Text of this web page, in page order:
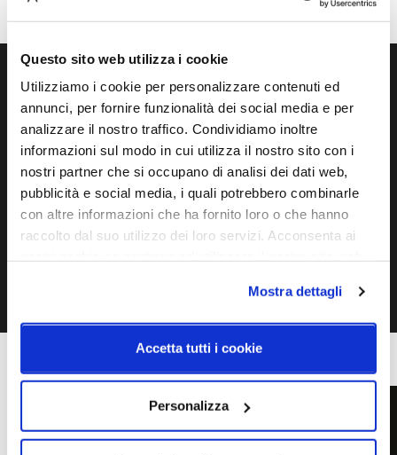
Questo sito web utilizza i cookie
Utilizziamo i cookie per personalizzare contenuti ed
annunci, per fornire funzionalità dei social media e per
analizzare il nostro traffico. Condividiamo inoltre
informazioni sul modo in cui utilizza il nostro sito con i
nostri partner che si occupano di analisi dei dati web,
pubblicità e social media, i quali potrebbero combinarle
con altre informazioni che ha fornito loro o che hanno
raccolto dal suo utilizzo dei loro servizi. Acconsenta ai
Mostra dettagli
Accetta tutti i cookie
Personalizza
Ti servono maggiori informazioni?
Contattaci via Chat, via telefono allo + 39 039 9909099 oppure
compila il modulo
EMAIL WHATSAPP